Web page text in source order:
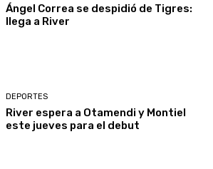
Ángel Correa se despidió de Tigres:
llega a River
DEPORTES
River espera a Otamendi y Montiel
este jueves para el debut